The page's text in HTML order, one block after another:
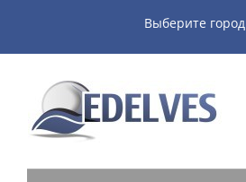
Выберите город